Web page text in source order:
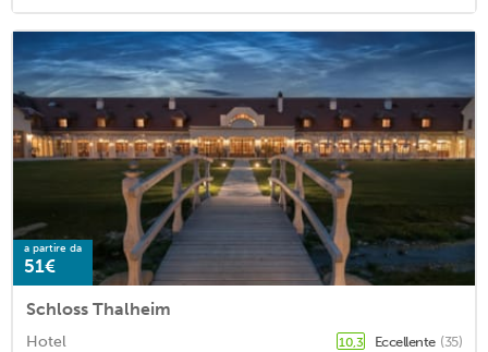
a partire da
51€
Schloss Thalheim
Hotel 10,3 Eccellente (35)